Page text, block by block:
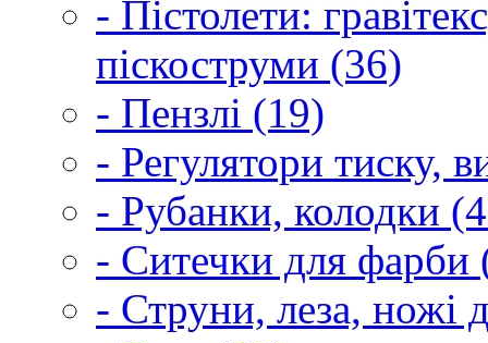
- Пістолети:
піскоструми (36)
- Пензлі (19)
- Регулятори тиску,
- Рубанки, колодки
- Ситечки для фарби
- Струни, леза, ножі